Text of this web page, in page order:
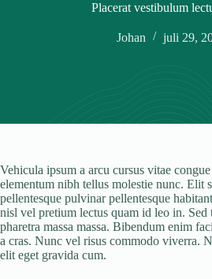
Placerat vestibulum
Johan juli 29,
Vehicula ipsum a arcu cursus vitae
elementum nibh tellus molestie nunc. Elit
pellentesque pulvinar pellentesque
nisl vel pretium lectus quam id leo in. Sed
pharetra massa massa. Bibendum enim
a cras. Nunc vel risus commodo viverra.
elit eget gravida cum.